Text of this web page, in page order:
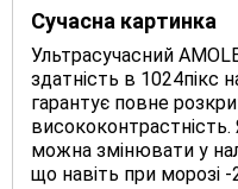
Сучасна картинка
Ультрасучасний
здатність в 1024пікс
гарантує повне
можна змінювати у
що навіть при морозі -